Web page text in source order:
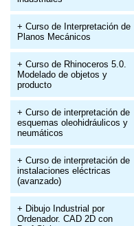
+ Curso de Interpretación de
Planos Mecánicos
+ Curso de Rhinoceros 5.0.
Modelado de objetos y
producto
+ Curso de interpretación de
esquemas oleohidráulicos y
neumáticos
+ Curso de interpretación de
instalaciones eléctricas
(avanzado)
+ Dibujo Industrial por
Ordenador. CAD 2D con